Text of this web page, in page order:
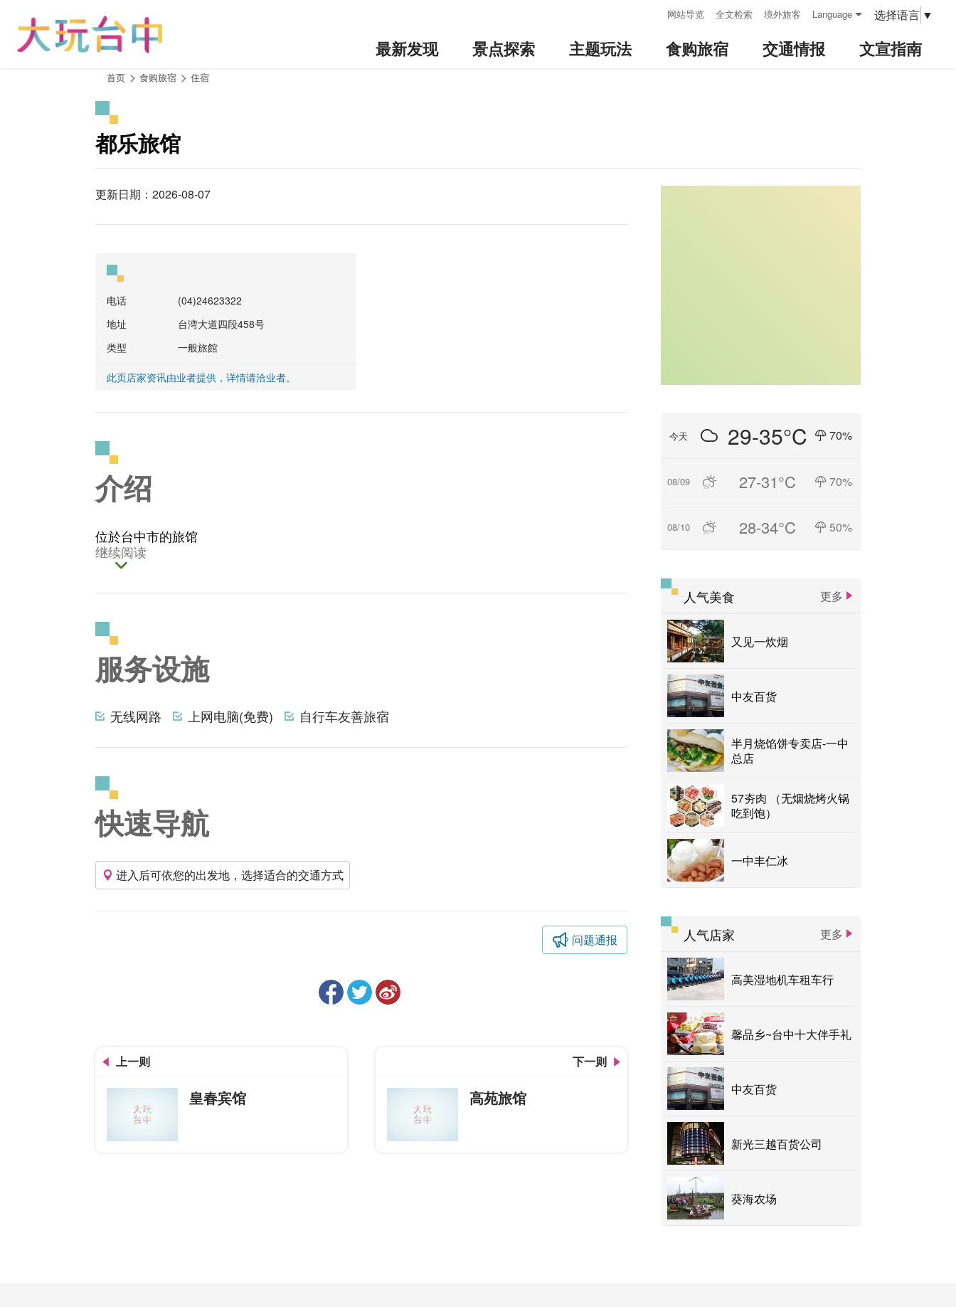
网站导览 全文检索 境外旅客 Language 选择语言 ▼
最新发现 景点探索 主题玩法 食购旅宿 交通情报 文宣指南
首页 食购旅宿 住宿
都乐旅馆
更新日期：2026-08-07
电话
(04)24623322
地址
台湾大道四段458号
类型
一般旅館
此页店家资讯由业者提供，详情请洽业者。
介绍
位於台中市的旅馆
继续阅读
服务设施
无线网路 上网电脑(免费) 自行车友善旅宿
快速导航
进入后可依您的出发地，选择适合的交通方式
问题通报
上一则
皇春宾馆
下一则
高苑旅馆
今天 29-35°C 70%
08/09 27-31°C 70%
08/10 28-34°C 50%
人气美食 更多
又见一炊烟
中友百货
半月烧馅饼专卖店-一中
总店
57夯肉 （无烟烧烤火锅
吃到饱）
一中丰仁冰
人气店家 更多
高美湿地机车租车行
馨品乡~台中十大伴手礼
中友百货
新光三越百货公司
葵海农场